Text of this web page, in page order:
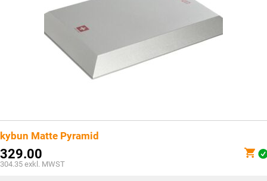
kybun Matte Pyramid
329.00
304.35 exkl. MWST